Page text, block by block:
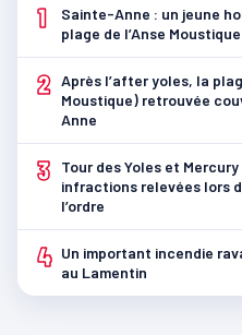
1
Sainte-Anne : un jeune
plage de l’Anse
2 Après l’after yoles, la
Moustique) retrouvée
Anne
3
Tour des Yoles et
infractions relevées lors
l’ordre
4 Un important incendie
au Lamentin